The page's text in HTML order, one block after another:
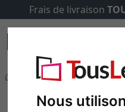
Nous
Frais de livraison
Cadres photo